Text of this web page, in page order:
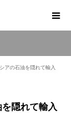
アの石油を隠れて輸入
隠れて輸入